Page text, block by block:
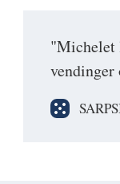
"Michelet